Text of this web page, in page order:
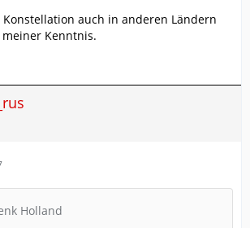
Konstellation auch in anderen Ländern
Kenntnis.
Holland